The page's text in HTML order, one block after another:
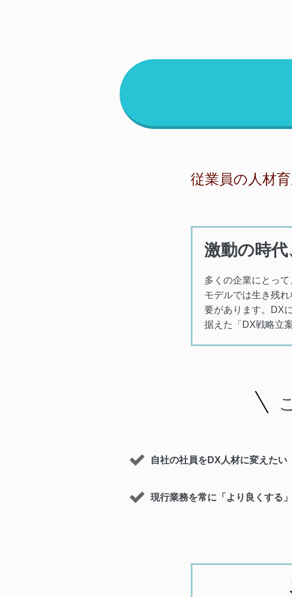
従業員の人材
激動の時
多くの企業にとっ
モデルでは生き残
要があります。
DX
据えた「DX戦略立
自社の社員をDX人材に変えたい
現行業務を常に「より良くする